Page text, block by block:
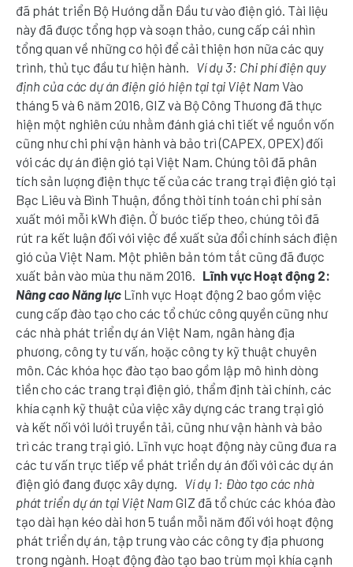
đã phát triển Bộ Hướng dẫn Đầu tư vào điện gió. Tài liệu
này đã được tổng hợp và soạn thảo, cung cấp cái nhìn
tổng quan về những cơ hội để cải thiện hơn nữa các quy
trình, thủ tục đầu tư hiện hành. Ví dụ 3: Chi phí điện quy
định của các dự án điện gió hiện tại tại Việt Nam Vào
tháng 5 và 6 năm 2016, GIZ và Bộ Công Thương đã thực
hiện một nghiên cứu nhằm đánh giá chi tiết về nguồn vốn
cũng như chi phí vận hành và bảo trì (CAPEX, OPEX) đối
với các dự án điện gió tại Việt Nam. Chúng tôi đã phân
tích sản lượng điện thực tế của các trang trại điện gió tại
Bạc Liêu và Bình Thuận, đồng thời tính toán chi phí sản
xuất mới mỗi kWh điện. Ở bước tiếp theo, chúng tôi đã
rút ra kết luận đối với việc đề xuất sửa đổi chính sách điện
gió của Việt Nam. Một phiên bản tóm tắt cũng đã được
xuất bản vào mùa thu năm 2016. Lĩnh vực Hoạt động 2:
Nâng cao Năng lực Lĩnh vực Hoạt động 2 bao gồm việc
cung cấp đào tạo cho các tổ chức công quyền cũng như
các nhà phát triển dự án Việt Nam, ngân hàng địa
phương, công ty tư vấn, hoặc công ty kỹ thuật chuyên
môn. Các khóa học đào tạo bao gồm lập mô hình dòng
tiền cho các trang trại điện gió, thẩm định tài chính, các
khía cạnh kỹ thuật của việc xây dựng các trang trại gió
và kết nối với lưới truyền tải, cũng như vận hành và bảo
trì các trang trại gió. Lĩnh vực hoạt động này cũng đưa ra
các tư vấn trực tiếp về phát triển dự án đối với các dự án
điện gió đang được xây dựng. Ví dụ 1: Đào tạo các nhà
phát triển dự án tại Việt Nam GIZ đã tổ chức các khóa đào
tạo dài hạn kéo dài hơn 5 tuần mỗi năm đối với hoạt động
phát triển dự án, tập trung vào các công ty địa phương
trong ngành. Hoạt động đào tạo bao trùm mọi khía cạnh